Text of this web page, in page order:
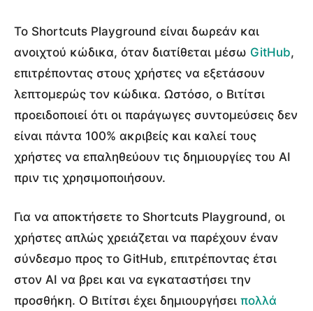
Το Shortcuts Playground είναι δωρεάν και
ανοιχτού κώδικα, όταν διατίθεται μέσω GitHub,
επιτρέποντας στους χρήστες να εξετάσουν
λεπτομερώς τον κώδικα. Ωστόσο, ο Βιτίτσι
προειδοποιεί ότι οι παράγωγες συντομεύσεις δεν
είναι πάντα 100% ακριβείς και καλεί τους
χρήστες να επαληθεύουν τις δημιουργίες του AI
πριν τις χρησιμοποιήσουν.
Για να αποκτήσετε το Shortcuts Playground, οι
χρήστες απλώς χρειάζεται να παρέχουν έναν
σύνδεσμο προς το GitHub, επιτρέποντας έτσι
στον AI να βρει και να εγκαταστήσει την
προσθήκη. Ο Βιτίτσι έχει δημιουργήσει πολλά